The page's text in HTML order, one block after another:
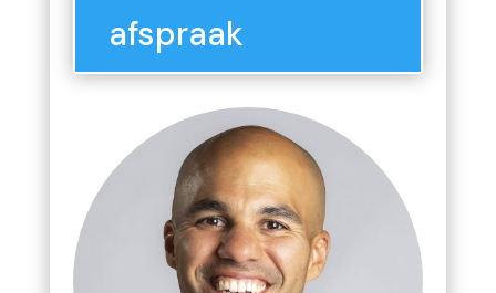
afspraak